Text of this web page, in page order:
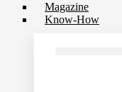
Magazine
Know-How